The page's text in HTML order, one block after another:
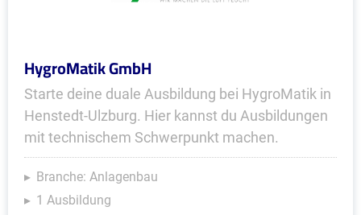
HygroMatik GmbH
Starte deine duale Ausbildung bei HygroMatik in
Henstedt-Ulzburg. Hier kannst du Ausbildungen
mit technischem Schwerpunkt machen.
Branche: Anlagenbau
1 Ausbildung